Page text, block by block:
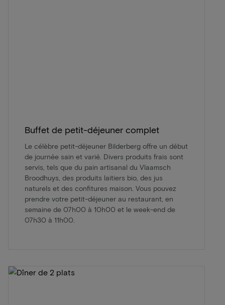
Buffet de petit-déjeuner complet
Le célèbre petit-déjeuner Bilderberg offre un début
de journée sain et varié. Divers produits frais sont
servis, tels que du pain artisanal du Vlaamsch
Broodhuys, des produits laitiers bio, des jus
naturels et des confitures maison. Vous pouvez
prendre votre petit-déjeuner au restaurant, en
semaine de 07h00 à 10h00 et le week-end de
07h30 à 11h00.